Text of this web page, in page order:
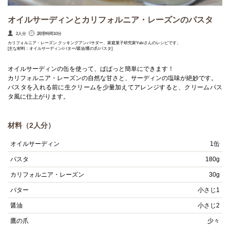
オイルサーディンとカリフォルニア・レーズンのパスタ
2人分
調理時間10分
カリフォルニア・レーズン クッキングアンバサダー、家庭菓子研究家Yukiさんのレシピです。
[主な材料：オイルサーディン/バター/醤油/鷹の爪/パスタ]
オイルサーディンの缶を使って、ぱぱっと簡単にできます！
カリフォルニア・レーズンの自然な甘さと、サーディンの塩味が絶妙です。
パスタを入れる前に生クリームを少量加えてアレンジすると、クリームパス
タ風に仕上がります。
材料（2人分）
オイルサーディン 1缶
パスタ 180g
カリフォルニア・レーズン 30g
バター 小さじ1
醤油 小さじ2
鷹の爪 少々